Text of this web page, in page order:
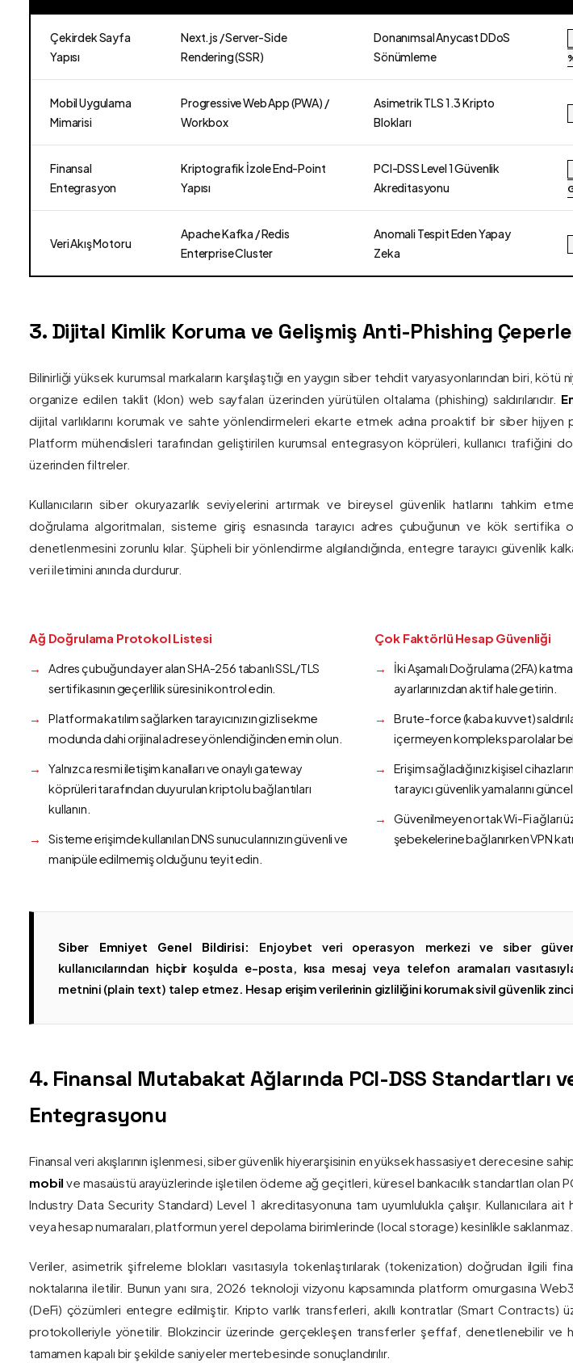
Çekirdek Sayfa
Yapısı
Next.js / Server-Side
Rendering (SSR)
Donanımsal Anycast DDoS
Sönümleme
Mobil Uygulama
Mimarisi
Progressive Web App (PWA) /
Workbox
Asimetrik TLS 1.3 Kripto
Blokları
Finansal
Entegrasyon
Kriptografik İzole End-Point
Yapısı
PCI-DSS Level 1 Güvenlik
Akreditasyonu
Veri Akış Motoru
Apache Kafka / Redis
Enterprise Cluster
Anomali Tespit Eden Yapay
Zeka
3. Dijital Kimlik Koruma ve Gelişmiş Anti-Phishing
Bilinirliği yüksek kurumsal markaların karşılaştığı en yaygın siber tehdit varyasyonlarından biri, kötü
organize edilen taklit (klon) web sayfaları üzerinden yürütülen oltalama (phishing) saldırılarıdır.
dijital varlıklarını korumak ve sahte yönlendirmeleri ekarte etmek adına proaktif bir siber hijyen
Platform mühendisleri tarafından geliştirilen kurumsal entegrasyon köprüleri, kullanıcı trafiğini
üzerinden filtreler.
Kullanıcıların siber okuryazarlık seviyelerini artırmak ve bireysel güvenlik hatlarını tahkim
doğrulama algoritmaları, sisteme giriş esnasında tarayıcı adres çubuğunun ve kök sertifika
denetlenmesini zorunlu kılar. Şüpheli bir yönlendirme algılandığında, entegre tarayıcı güvenlik
veri iletimini anında durdurur.
Ağ Doğrulama Protokol Listesi
Adres çubuğunda yer alan SHA-256 tabanlı SSL/TLS
sertifikasının geçerlilik süresini kontrol edin.
Platforma katılım sağlarken tarayıcınızın gizli sekme
modunda dahi orijinal adrese yönlendiğinden emin olun.
Yalnızca resmi iletişim kanalları ve onaylı gateway
köprüleri tarafından duyurulan kriptolu bağlantıları
kullanın.
Sisteme erişimde kullanılan DNS sunucularınızın güvenli ve
manipüle edilmemiş olduğunu teyit edin.
Çok Faktörlü Hesap Güvenliği
İki Aşamalı Doğrulama (2FA)
ayarlarınızdan aktif hale getirin.
Brute-force (kaba kuvvet)
içermeyen kompleks parolalar
Erişim sağladığınız kişisel
tarayıcı güvenlik yamalarını
Güvenilmeyen ortak Wi-Fi ağları
şebekelerine bağlanırken VPN
Siber Emniyet Genel Bildirisi: Enjoybet veri operasyon merkezi ve siber
kullanıcılarından hiçbir koşulda e-posta, kısa mesaj veya telefon aramaları
metnini (plain text) talep etmez. Hesap erişim verilerinin gizliliğini korumak sivil güvenlik
4. Finansal Mutabakat Ağlarında PCI-DSS Standartları
Entegrasyonu
Finansal veri akışlarının işlenmesi, siber güvenlik hiyerarşisinin en yüksek hassasiyet derecesine sahip
mobil ve masaüstü arayüzlerinde işletilen ödeme ağ geçitleri, küresel bankacılık standartları olan
Industry Data Security Standard) Level 1 akreditasyonuna tam uyumlulukla çalışır. Kullanıcılara
veya hesap numaraları, platformun yerel depolama birimlerinde (local storage) kesinlikle saklanmaz.
Veriler, asimetrik şifreleme blokları vasıtasıyla tokenlaştırılarak (tokenization) doğrudan ilgili
noktalarına iletilir. Bunun yanı sıra, 2026 teknoloji vizyonu kapsamında platform omurgasına
(DeFi) çözümleri entegre edilmiştir. Kripto varlık transferleri, akıllı kontratlar (Smart Contracts)
protokolleriyle yönetilir. Blokzincir üzerinde gerçekleşen transferler şeffaf, denetlenebilir ve
tamamen kapalı bir şekilde saniyeler mertebesinde sonuçlandırılır.